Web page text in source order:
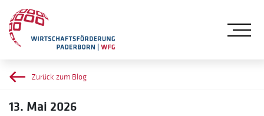
Zurück zum Blog
13. Mai 2026